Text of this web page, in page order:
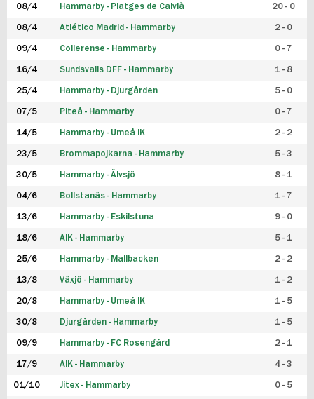
08/4 Hammarby - Platges de Calvià 20 - 0
08/4 Atlético Madrid - Hammarby 2 - 0
09/4 Collerense - Hammarby 0 - 7
16/4 Sundsvalls DFF - Hammarby 1 - 8
25/4 Hammarby - Djurgården 5 - 0
07/5 Piteå - Hammarby 0 - 7
14/5 Hammarby - Umeå IK 2 - 2
23/5 Brommapojkarna - Hammarby 5 - 3
30/5 Hammarby - Älvsjö 8 - 1
04/6 Bollstanäs - Hammarby 1 - 7
13/6 Hammarby - Eskilstuna 9 - 0
18/6 AIK - Hammarby 5 - 1
25/6 Hammarby - Mallbacken 2 - 2
13/8 Växjö - Hammarby 1 - 2
20/8 Hammarby - Umeå IK 1 - 5
30/8 Djurgården - Hammarby 1 - 5
09/9 Hammarby - FC Rosengård 2 - 1
17/9 AIK - Hammarby 4 - 3
01/10 Jitex - Hammarby 0 - 5